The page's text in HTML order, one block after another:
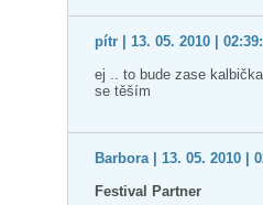
pítr | 13. 05. 2010 |
ej .. to bude zase
se těším
Barbora | 13. 05. 2010 |
Festival Partner